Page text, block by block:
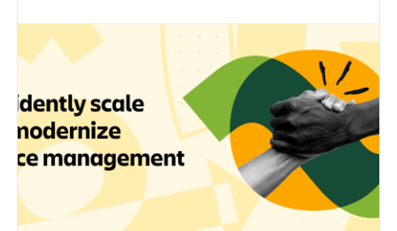
Agile & DevOps
DevOps
Gestión de requisitos
Agile Development
Gestión de pruebas
Documentación técnica
Project & Work Management